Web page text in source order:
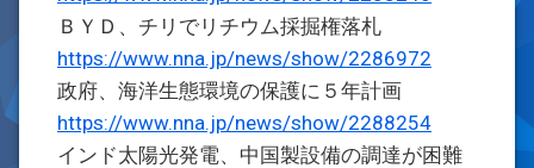
ＢＹＤ、チリでリチウム採掘権落札
https://www.nna.jp/news/show/2286972
政府、海洋生態環境の保護に５年計画
https://www.nna.jp/news/show/2288254
インド太陽光発電、中国製設備の調達が困難